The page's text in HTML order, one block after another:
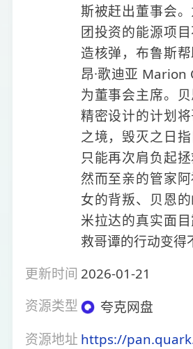
斯被赶出董事会
团投资的能源项
造核弹，布鲁斯
昂·歌迪亚
为董事会主席。
精密设计的计划
之境，毁灭之日
只能再次肩负起拯
然而至亲的管家
女的背叛、贝恩
米拉达的真实面
救哥谭的行动变
更新时间 2026-01-21
资源类型
夸克网盘
资源地址 https://